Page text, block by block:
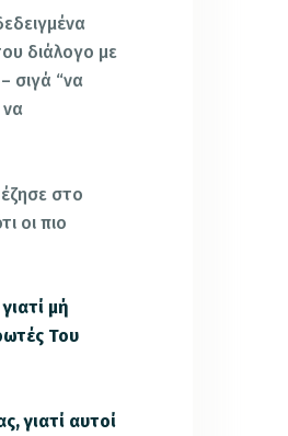
διάλογο με
σιγά “να
να
στο
οι πιο
μή
Του
γιατί αυτοί